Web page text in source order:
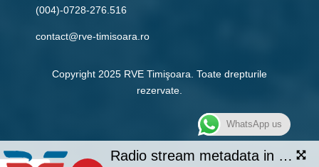
(004)-0728-276.516
contact@rve-timisoara.ro
Copyright 2025 RVE Timişoara. Toate drepturile
rezervate.
Radio stream metadata in not available.
WhatsApp us